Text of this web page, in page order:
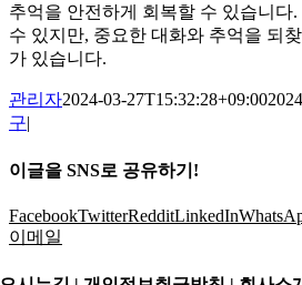
추억을 안전하게 회복할 수 있습니다
수 있지만, 중요한 대화와 추억을 되
가 있습니다.
관리자2024-03-27T15:32:28+09:00
구|
이글을 SNS로 공유하기!
FacebookTwitterRedditLinkedIn
이메일